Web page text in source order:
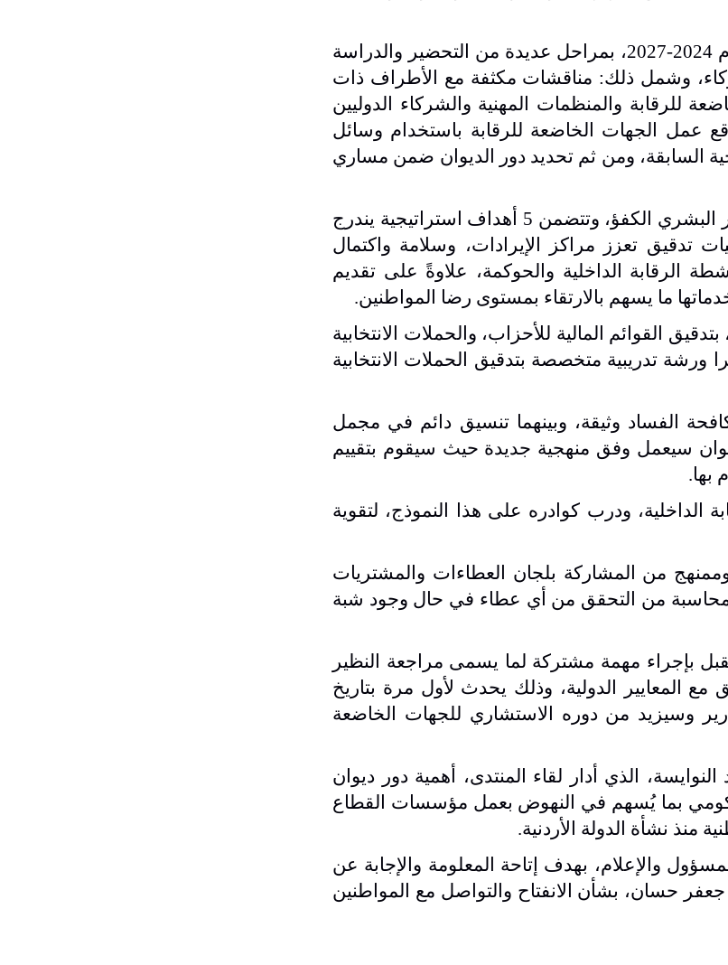
وبين الحمادين أن إعداد الخطة الاستراتيجية للديوان للأعوام 2024-2027، بمراحل عديدة من التحضير والدراسة
وشمل ذلك: مناقشات مكثفة مع الأطراف ذات
للرقابة والمنظمات المهنية والشركاء الدوليين
عمل الجهات الخاضعة للرقابة باستخدام وسائل
السابقة، ومن ثم تحديد دور الديوان ضمن مساري
وأشار إلى أن الخطة تستند الى توظيف التكنولوجيا والعنصر البشري الكفؤ، وتتضمن 5 أهداف استراتيجية يندرج
تدقيق تعزز مراكز الإيرادات، وسلامة واكتمال
الرقابة الداخلية والحوكمة، علاوةً على تقديم
ما يسهم بالارتقاء بمستوى رضا المواطنين.
القوائم المالية للأحزاب، والحملات الانتخابية
ورشة تدريبية متخصصة بتدقيق الحملات الانتخابية
الفساد وثيقة، وبينهما تنسيق دائم في مجمل
سيعمل وفق منهجية جديدة حيث سيقوم بتقييم
بها.
الداخلية، ودرب كوادره على هذا النموذج، لتقوية
من المشاركة بلجان العطاءات والمشتريات
المحاسبة من التحقق من أي عطاء في حال وجود شبة
بإجراء مهمة مشتركة لما يسمى مراجعة النظير
مع المعايير الدولية، وذلك يحدث لأول مرة بتاريخ
وسيزيد من دوره الاستشاري للجهات الخاضعة
الذي أدار لقاء المنتدى، أهمية دور ديوان
بما يُسهم في النهوض بعمل مؤسسات القطاع
منذ نشأة الدولة الأردنية.
والإعلام، بهدف إتاحة المعلومة والإجابة عن
حسان، بشأن الانفتاح والتواصل مع المواطنين